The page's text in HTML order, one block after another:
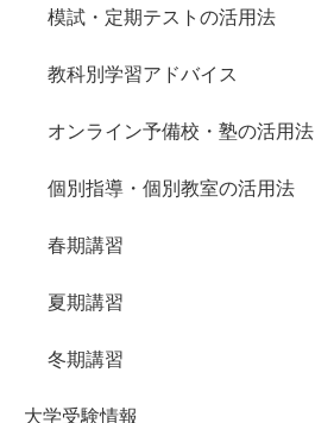
模試・定期テストの活用法
教科別学習アドバイス
オンライン予備校・塾の活用法
個別指導・個別教室の活用法
春期講習
夏期講習
冬期講習
大学受験情報